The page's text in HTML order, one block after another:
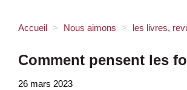
Accueil > Nous aimons > les livres,
Comment pensent les
26 mars 2023